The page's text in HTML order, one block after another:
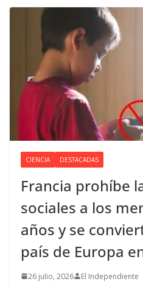
CIENCIA DESTACADAS
Francia prohíbe
sociales a los
años y se
país de Europa
26 julio, 2026 El Independiente